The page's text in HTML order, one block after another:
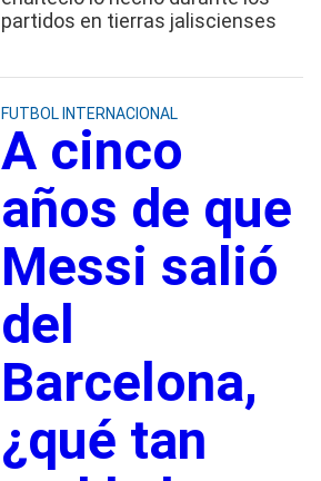
partidos en tierras jaliscienses
FUTBOL INTERNACIONAL
A cinco
años de que
Messi salió
del
Barcelona,
¿qué tan